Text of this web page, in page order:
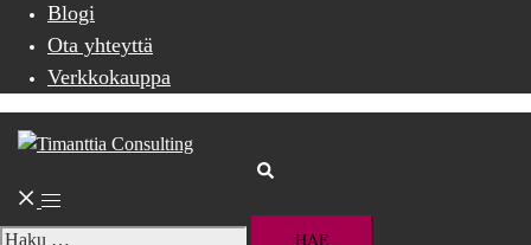
Blogi
Ota yhteyttä
Verkkokauppa
Toggle
menu
Haku: